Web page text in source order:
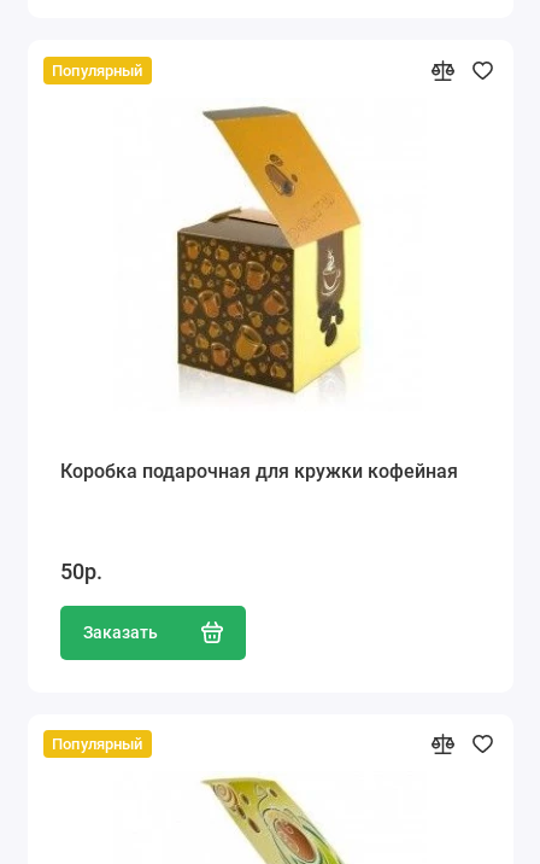
Популярный
Коробка подарочная для кружки кофейная
50р.
Заказать
Популярный